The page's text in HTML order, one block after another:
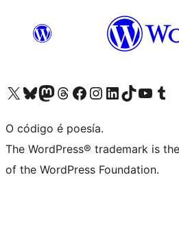
Visita la cuenta de X (anteriormente Twitter)
Visita a nosa conta de Bluesky
Visita a nosa conta de Mastodon
Visita a nosa conta de Threads
Visita a nosa páxina de Facebook
Visita a nosa conta de Instagram
Visita a nosa conta de LinkedIn
Visita a nosa conta de TikTok
Visita a nosa canle
Visita a nosa
O código é poesía.
The WordPress® trademark is
of the WordPress Foundation.